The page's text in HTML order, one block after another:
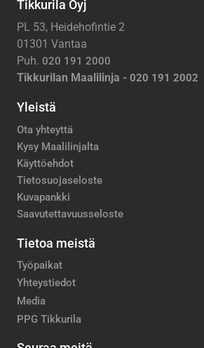
Tikkurila Oyj
PL 53, Heidehofintie 2
01301 Vantaa
Puh. 020 191 2000
Tikkurilan Maalilinja - 020 191 2002
Yleistä
Ota yhteyttä
Kysy Maalilinjalta
Käyttöehdot
Tietosuojaseloste
Kuvapankki
Saavutettavuusseloste
Tietoa meistä
Työpaikat
Yhteystiedot
Media
PPG Tikkurila